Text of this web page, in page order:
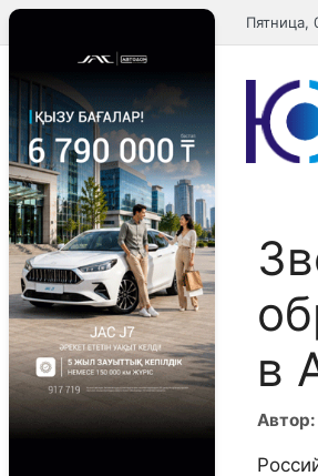
Перейти
к
содержимому
Пятница,
в